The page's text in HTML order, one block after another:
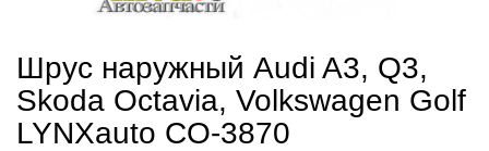
Шрус наружный Audi A3, Q3,
Skoda Octavia, Volkswagen Golf
LYNXauto CO-3870